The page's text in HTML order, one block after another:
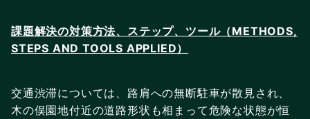
課題解決の対策方法、ステップ、ツール（METHODS,
STEPS AND TOOLS APPLIED）
交通渋滞については、路肩への無断駐車が散見され、
木の俣園地付近の道路形状も相まって危険な状態が恒